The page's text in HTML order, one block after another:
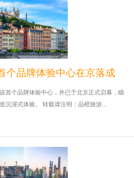
个品牌体验中心在京落成
首个品牌体验中心，并已于北京正式启幕，瞄
沉浸式体验。 转载请注明：品橙旅游...